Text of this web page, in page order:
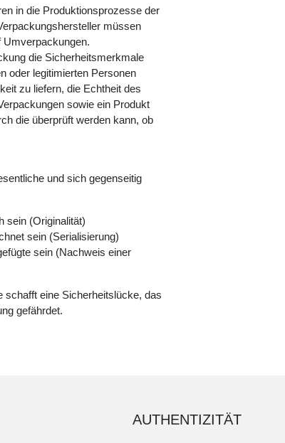
in die Produktionsprozesse der
müssen
Umverpackungen.
die Sicherheitsmerkmale
oder legitimierten Personen
zu liefern, die Echtheit des
sowie ein Produkt
die überprüft werden kann, ob
und sich gegenseitig
sein (Originalität)
sein (Serialisierung)
sein (Nachweis einer
schafft eine Sicherheitslücke, das
gefährdet.
AUTHENTIZITÄT